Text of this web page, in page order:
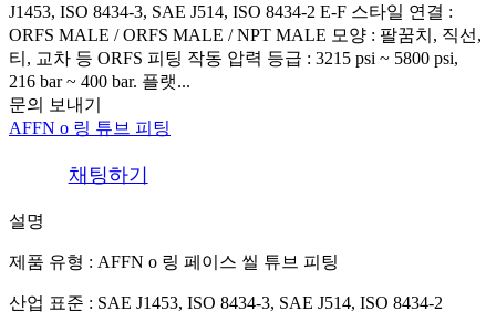
J1453, ISO 8434-3, SAE J514, ISO 8434-2 E-F 스타일 연결 :
ORFS MALE / ORFS MALE / NPT MALE 모양 : 팔꿈치, 직선,
티, 교차 등 ORFS 피팅 작동 압력 등급 : 3215 psi ~ 5800 psi,
216 bar ~ 400 bar. 플랫...
문의 보내기
AFFN o 링 튜브 피팅
채팅하기
설명
제품 유형 : AFFN o 링 페이스 씰 튜브 피팅
산업 표준 : SAE J1453, ISO 8434-3, SAE J514, ISO 8434-2